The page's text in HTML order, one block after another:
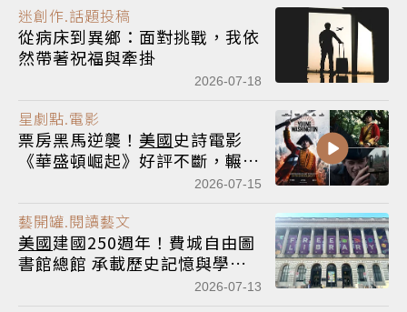
迷創作.話題投稿
從病床到異鄉：面對挑戰，我依
然帶著祝福與牽掛
2026-07-18
星劇點.電影
票房黑馬逆襲！ 美國史詩電影
《華盛頓崛起》好評不斷，輾壓
《玩具總動員5》、《超少女》
2026-07-15
藝開罐.閱讀藝文
美國建國250週年！費城自由圖
書館總館 承載歷史記憶與學習
2026-07-13